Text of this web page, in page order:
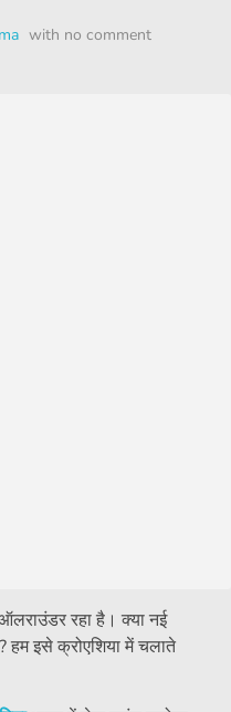
with no comment
रहा है। क्या नई
इसे क्रोएशिया में चलाते